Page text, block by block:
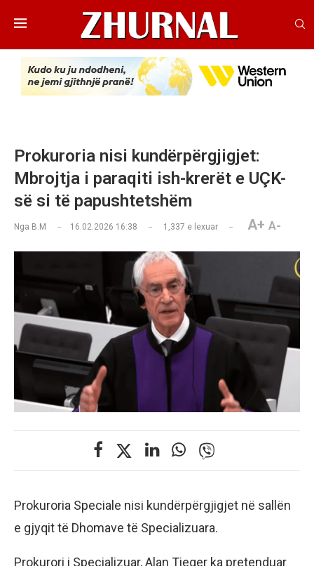
​Prokuroria nisi kundërpërgjigjet:
Mbrojtja i paraqiti ish-krerët e UÇK-
së si të papushtetshëm
Nga B.M 16.02.2026 16:38 1,337 e lexuar A+ A-
Prokuroria Speciale nisi kundërpërgjigjet në sallën
e gjyqit të Dhomave të Specializuara.
Prokurori i Specializuar, Alan Tieger ka pretenduar